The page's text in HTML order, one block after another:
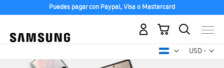
Puedes pagar con Paypal, Visa o Mastercard
USD -
dólar
Mi carrito